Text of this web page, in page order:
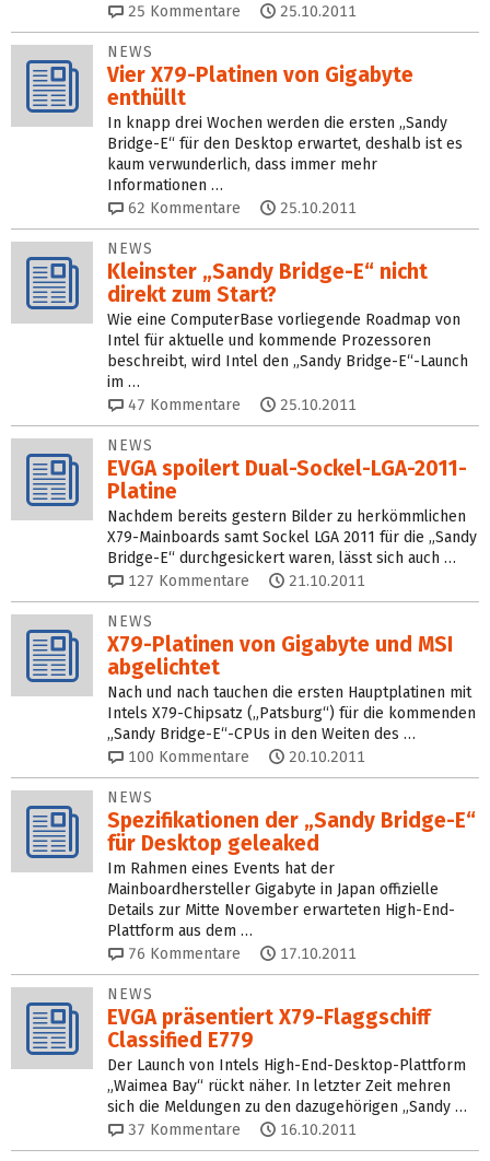
25 Kommentare 25.10.2011
NEWS
Vier X79-Platinen von Gigabyte
enthüllt
In knapp drei Wochen werden die ersten „Sandy
Bridge-E“ für den Desktop erwartet, deshalb ist es
kaum verwunderlich, dass immer mehr
Informationen …
62 Kommentare 25.10.2011
NEWS
Kleinster „Sandy Bridge-E“ nicht
direkt zum Start?
Wie eine ComputerBase vorliegende Roadmap von
Intel für aktuelle und kommende Prozessoren
beschreibt, wird Intel den „Sandy Bridge-E“-Launch
im …
47 Kommentare 25.10.2011
NEWS
EVGA spoilert Dual-Sockel-LGA-2011-
Platine
Nachdem bereits gestern Bilder zu herkömmlichen
X79-Mainboards samt Sockel LGA 2011 für die „Sandy
Bridge-E“ durchgesickert waren, lässt sich auch …
127 Kommentare 21.10.2011
NEWS
X79-Platinen von Gigabyte und MSI
abgelichtet
Nach und nach tauchen die ersten Hauptplatinen mit
Intels X79-Chipsatz („Patsburg“) für die kommenden
„Sandy Bridge-E“-CPUs in den Weiten des …
100 Kommentare 20.10.2011
NEWS
Spezifikationen der „Sandy Bridge-E“
für Desktop geleaked
Im Rahmen eines Events hat der
Mainboardhersteller Gigabyte in Japan offizielle
Details zur Mitte November erwarteten High-End-
Plattform aus dem …
76 Kommentare 17.10.2011
NEWS
EVGA präsentiert X79-Flaggschiff
Classified E779
Der Launch von Intels High-End-Desktop-Plattform
„Waimea Bay“ rückt näher. In letzter Zeit mehren
sich die Meldungen zu den dazugehörigen „Sandy …
37 Kommentare 16.10.2011